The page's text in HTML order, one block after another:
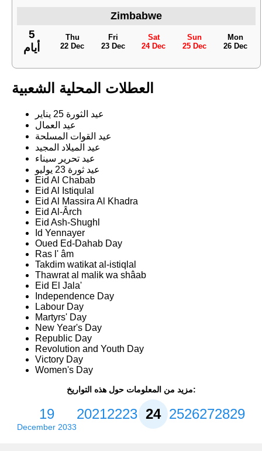
Zimbabwe
5
أيام
Thu
22 Dec
Fri
23 Dec
Sat
24 Dec
Sun
25 Dec
Mon
26 Dec
العطلات المحلية الشعبية
عيد الثورة 25 يناير
عيد العمال
عيد القوات المسلحة
عيد الميلاد المجيد
عيد تحرير سيناء
عيد ثورة 23 يوليو
Eid Al Chabab
Eid Al Istiqulal
Eid Al Massira Al Khadra
Eid Al-Ârch
Eid Ash-Shughl
Id Yennayer
Oued Ed-Dahab Day
Ras l' âm
Takdim watikat al-istiqlal
Thawrat al malik wa shâab
Eid El Jala'
Independence Day
Labour Day
Martyrs' Day
New Year's Day
Republic Day
Revolution and Youth Day
Victory Day
Women's Day
مزيد من المعلومات حول هذه التواريخ:
19
December 2033
20212223242526272829